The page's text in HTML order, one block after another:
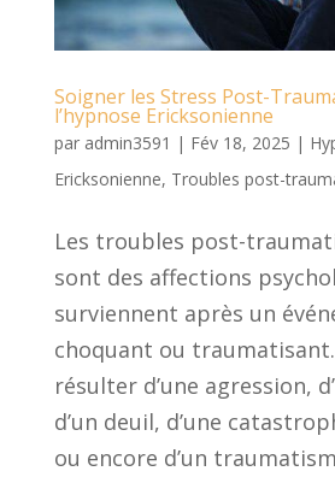
Soigner les Stress Post-
l’hypnose Ericksonienne
par admin3591 | Fév 18, 2025 |
Ericksonienne, Troubles post-
Les troubles post-
sont des affections
surviennent après un
choquant ou
résulter d’une agression,
d’un deuil, d’une
ou encore d’un